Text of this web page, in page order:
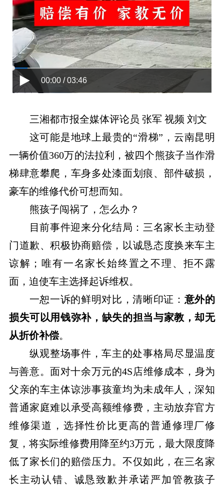
00:00 / 03:46
三湘都市报全媒体评论员 张军 视频 刘文
这可能是地球上最贵的“滑梯”，云南昆明
一辆价值360万的法拉利，被四个熊孩子当作滑
梯肆意攀爬，车身多处漆面划痕、部件破损，
豪车的维修代价可想而知。
熊孩子闯祸了，怎么办？
目前事件迎来分化结局：三名家长主动登
门道歉、积极协商赔偿，以诚恳态度换来车主
谅解；唯有一名家长始终置之不理、拒不露
面，迫使车主选择起诉维权。
一恕一诉的鲜明对比，清晰印证： 意外的
损失可以用钱弥补，缺失的担当与家教，却无
从折价补偿。
纵观整场事件，车主的处事格局尽显温度
与善意。面对十余万元的4S店维修成本，身为
父亲的车主体谅涉事孩童均为未成年人，深知
普通家庭难以承受高额维修费，主动放弃官方
维修渠道，选择性价比更高的普通修理厂修
复，将实际维修费用降至约3万元，最大限度降
低了家长们的赔偿压力。不仅如此，在三名家
长主动认错、诚恳致歉并承诺严加管教孩子